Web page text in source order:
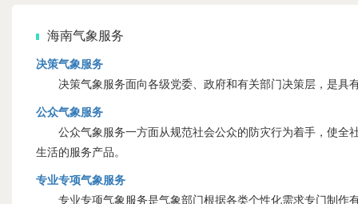
海南气象服务
决策气象服务
决策气象服务面向各级党委、政府和有关部门决策层，是具
公众气象服务
公众气象服务一方面从规范社会公众的防灾行为着手，使全
生活的服务产品。
专业专项气象服务
专业专项气象服务是气象部门根据各类个性化需求专门制作